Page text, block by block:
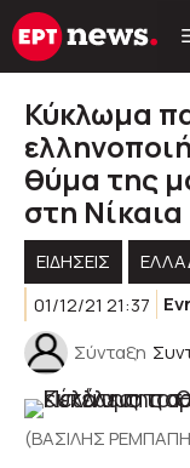
Μετάβαση
σε
Κύκλωμα
θύμα της
στη
ΕΙΔΗΣΕΙΣ
01/12/21 21:37
Σύνταξη
(ΒΑΣΙΛΗΣ